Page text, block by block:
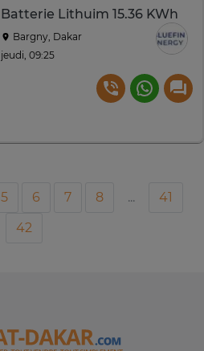
Batterie Lithuim 15.36 KWh
Bargny, Dakar
jeudi, 09:25
5 6 7 8 ...
41
42